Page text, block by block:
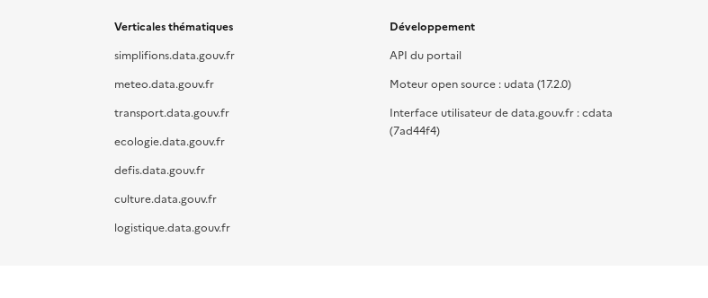
Verticales thématiques
simplifions.data.gouv.fr
meteo.data.gouv.fr
transport.data.gouv.fr
ecologie.data.gouv.fr
defis.data.gouv.fr
culture.data.gouv.fr
logistique.data.gouv.fr
Développement
API du portail
Moteur open source : udata (17.2.0)
Interface utilisateur de data.gouv.fr : cdata
(7ad44f4)